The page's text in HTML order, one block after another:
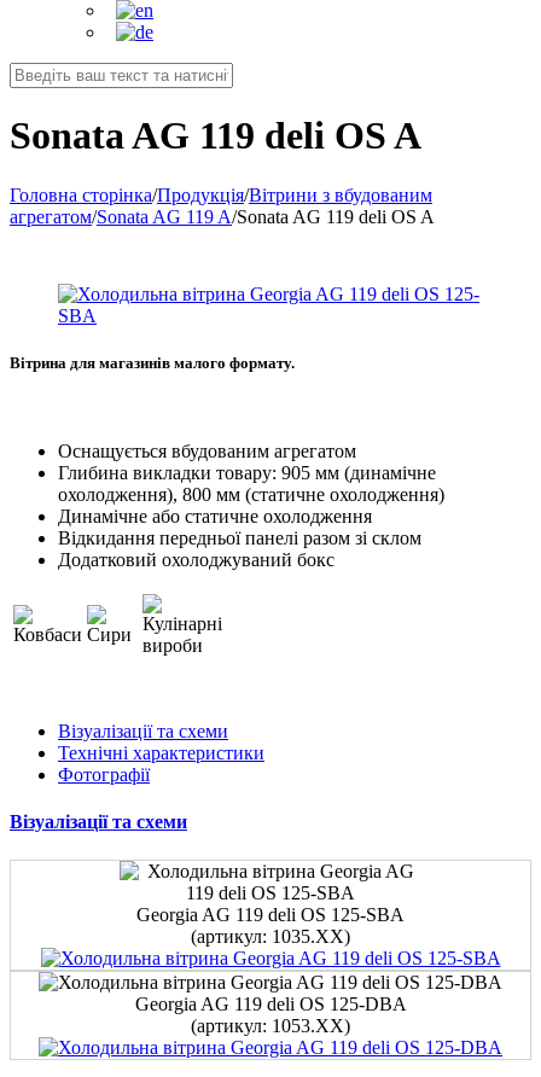
Sonata AG 119 deli OS A
Головна сторінка/Продукція/Вітрини з вбудованим
агрегатом/Sonata AG 119 A/Sonata AG 119 deli OS A
Вітрина для магазинів малого формату.
Оснащується вбудованим агрегатом
Глибина викладки товару: 905 мм (динамічне
охолодження), 800 мм (статичне охолодження)
Динамічне або статичне охолодження
Відкидання передньої панелі разом зі склом
Додатковий охолоджуваний бокс
Візуалізації та схеми
Технічні характеристики
Фотографії
Візуалізації та схеми
Georgia AG 119 deli OS 125-SBA
(артикул: 1035.XX)
Georgia AG 119 deli OS 125-DBA
(артикул: 1053.XX)